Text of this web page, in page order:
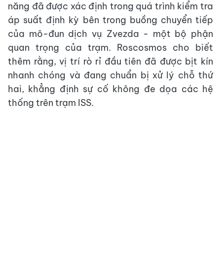
năng đã được xác định trong quá trình kiểm tra
áp suất định kỳ bên trong buồng chuyển tiếp
của mô-đun dịch vụ Zvezda - một bộ phận
quan trọng của trạm. Roscosmos cho biết
thêm rằng, vị trí rò rỉ đầu tiên đã được bịt kín
nhanh chóng và đang chuẩn bị xử lý chỗ thứ
hai, khẳng định sự cố không đe dọa các hệ
thống trên trạm ISS.